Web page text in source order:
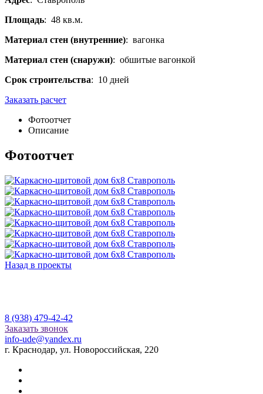
Площадь: 48 кв.м.
Материал стен (внутренние): вагонка
Материал стен (снаружи): обшитые вагонкой
Срок строительства: 10 дней
Заказать расчет
Фотоотчет
Описание
Фотоотчет
Назад в проекты
8 (938) 479-42-42
Заказать звонок
info-ude@yandex.ru
г. Краснодар, ул. Новороссийская, 220